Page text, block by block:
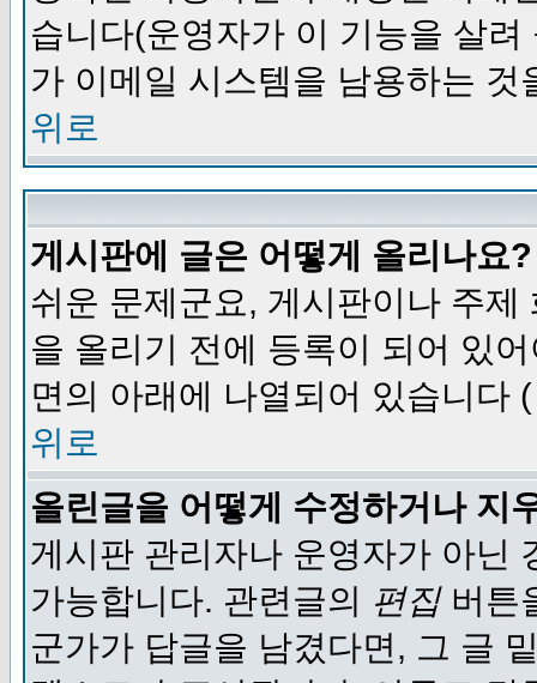
습니다(운영자가 이 기능을 살
가 이메일 시스템을 남용하는 것
위로
게시판에 글은 어떻게 올리나요?
쉬운 문제군요, 게시판이나 주
을 올리기 전에 등록이 되어 있
면의 아래에 나열되어 있습니다 (
위로
올린글을 어떻게 수정하거나 지
게시판 관리자나 운영자가 아닌
가능합니다. 관련글의 편집버튼
군가가 답글을 남겼다면, 그 글